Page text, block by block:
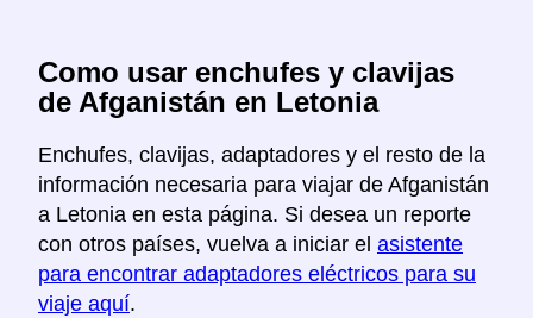
Como usar enchufes y clavijas
de Afganistán en Letonia
Enchufes, clavijas, adaptadores y el resto de la
información necesaria para viajar de Afganistán
a Letonia en esta página. Si desea un reporte
con otros países, vuelva a iniciar el asistente
para encontrar adaptadores eléctricos para su
viaje aquí.